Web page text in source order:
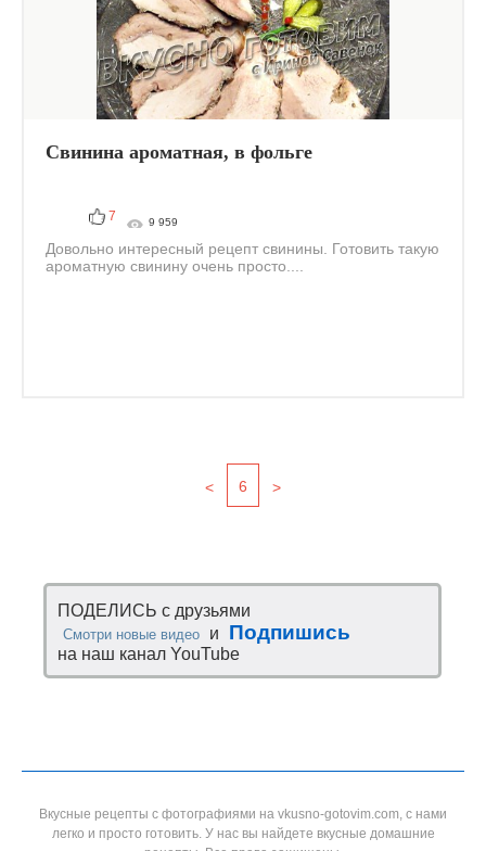
Свинина ароматная, в фольге
7 9 959
Довольно интересный рецепт свинины. Готовить такую
ароматную свинину очень просто....
< 6 >
ПОДЕЛИСЬ с друзьями
Смотри новые видео и Подпишись
на наш канал YouTube
Вкусные рецепты с фотографиями на vkusno-gotovim.com, с нами
легко и просто готовить. У нас вы найдете вкусные домашние